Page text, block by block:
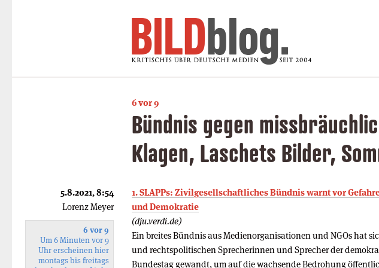
6 vor 9
Bündnis gegen
Klagen, Laschets Bilder,
1. SLAPPs: Zivilgesellschaftliches Bündnis warnt vor
und Demokratie
(dju.verdi.de)
Ein breites Bündnis aus Medienorganisationen und NGOs hat
und rechtspolitischen Sprecherinnen und Sprecher der
Bundestag gewandt, um auf die wachsende Bedrohung
5.8.2021, 8:54
Lorenz Meyer
6 vor 9
Um 6 Minuten vor 9
Uhr erscheinen hier
montags bis freitags